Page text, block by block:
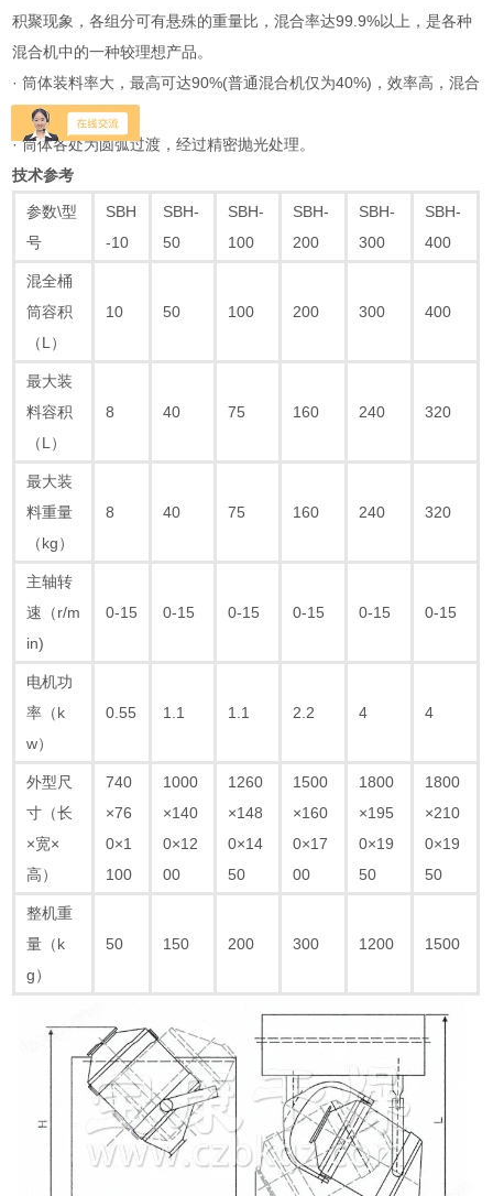
积聚现象，各组分可有悬殊的重量比，混合率达99.9%以上，是各种
混合机中的一种较理想产品。
· 筒体装料率大，最高可达90%(普通混合机仅为40%)，效率高，混合
时间短。
· 筒体各处为圆弧过渡，经过精密抛光处理。
技术参考
参数\型
号
SBH
-10
SBH-
50
SBH-
100
SBH-
200
SBH-
300
SBH-
400
混全桶
筒容积
（L）
10 50 100 200 300 400
最大装
料容积
（L）
8 40 75 160 240 320
最大装
料重量
（kg）
8 40 75 160 240 320
主轴转
速（r/m
in)
0-15 0-15 0-15 0-15 0-15 0-15
电机功
率（k
w）
0.55 1.1 1.1 2.2 4 4
外型尺
寸（长
×宽×
高）
740
×76
0×1
100
1000
×140
0×12
00
1260
×148
0×14
50
1500
×160
0×17
00
1800
×195
0×19
50
1800
×210
0×19
50
整机重
量（k
g）
50 150 200 300 1200 1500